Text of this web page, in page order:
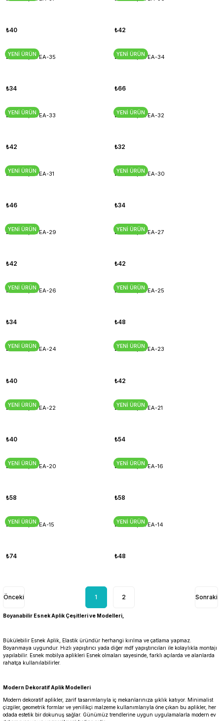
₺40 ₺42
YENİ ÜRÜN
Esnek Aplik EA-35
₺34
YENİ ÜRÜN
Esnek Aplik EA-34
₺66
YENİ ÜRÜN
Esnek Aplik EA-33
₺42
YENİ ÜRÜN
Esnek Aplik EA-32
₺32
YENİ ÜRÜN
Esnek Aplik EA-31
₺46
YENİ ÜRÜN
Esnek Aplik EA-30
₺34
YENİ ÜRÜN
Esnek Aplik EA-29
₺42
YENİ ÜRÜN
Esnek Aplik EA-27
₺42
YENİ ÜRÜN
Esnek Aplik EA-26
₺34
YENİ ÜRÜN
Esnek Aplik EA-25
₺48
YENİ ÜRÜN
Esnek Aplik EA-24
₺40
YENİ ÜRÜN
Esnek Aplik EA-23
₺42
YENİ ÜRÜN
Esnek Aplik EA-22
₺40
YENİ ÜRÜN
Esnek Aplik EA-21
₺54
YENİ ÜRÜN
Esnek Aplik EA-20
₺58
YENİ ÜRÜN
Esnek Aplik EA-16
₺58
YENİ ÜRÜN
Esnek Aplik EA-15
₺74
YENİ ÜRÜN
Esnek Aplik EA-14
₺48
1 2
Boyanabilir Esnek Aplik Çeşitleri ve Modelleri,
Bükülebilir Esnek Aplik, Elastik üründür herhangi kırılma ve çatlama yapmaz.
Boyanmaya uygundur. Hızlı yapıştırıcı yada diğer mdf yapıştırıcıları ile kolaylıkla montajı
yapılabilir. Esnek mobilya aplikleri Esnek olmaları sayesinde, farklı açılarda ve alanlarda
rahatça kullanılabilirler.
Modern Dekoratif Aplik Modelleri
Modern dekoratif aplikler, zarif tasarımlarıyla iç mekanlarınıza şıklık katıyor. Minimalist
çizgiler, geometrik formlar ve yenilikçi malzeme kullanımlarıyla öne çıkan bu aplikler, her
odada estetik bir dokunuş sağlar. Günümüz trendlerine uygun uygulamalarla modern ev